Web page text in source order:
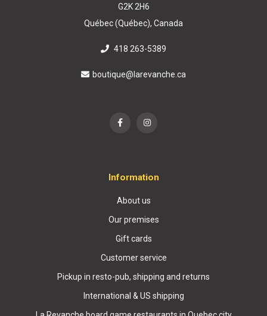
G2K 2H6
Québec (Québec), Canada
418 263-5389
boutique@larevanche.ca
Information
About us
Our premises
Gift cards
Customer service
Pickup in resto-pub, shipping and returns
International & US shipping